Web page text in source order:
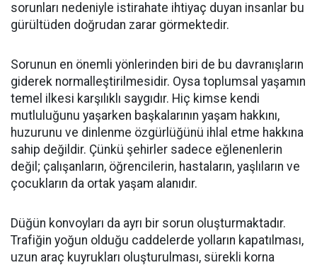
sorunları nedeniyle istirahate ihtiyaç duyan insanlar bu
gürültüden doğrudan zarar görmektedir.
Sorunun en önemli yönlerinden biri de bu davranışların
giderek normalleştirilmesidir. Oysa toplumsal yaşamın
temel ilkesi karşılıklı saygıdır. Hiç kimse kendi
mutluluğunu yaşarken başkalarının yaşam hakkını,
huzurunu ve dinlenme özgürlüğünü ihlal etme hakkına
sahip değildir. Çünkü şehirler sadece eğlenenlerin
değil; çalışanların, öğrencilerin, hastaların, yaşlıların ve
çocukların da ortak yaşam alanıdır.
Düğün konvoyları da ayrı bir sorun oluşturmaktadır.
Trafiğin yoğun olduğu caddelerde yolların kapatılması,
uzun araç kuyrukları oluşturulması, sürekli korna